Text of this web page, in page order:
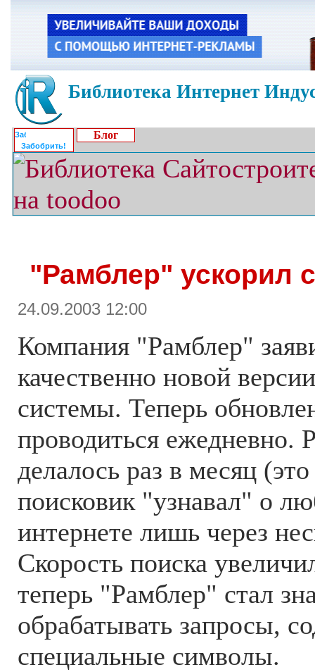
Библиотека Интернет
Забобрить!
Блог
"Рамблер" ускорил
24.09.2003 12:00
Компания "Рамблер"
качественно новой
системы. Теперь
проводиться ежедневно.
делалось раз в месяц
поисковик "узнавал" о
интернете лишь через
Скорость поиска
теперь "Рамблер" стал
обрабатывать запросы,
специальные символы.